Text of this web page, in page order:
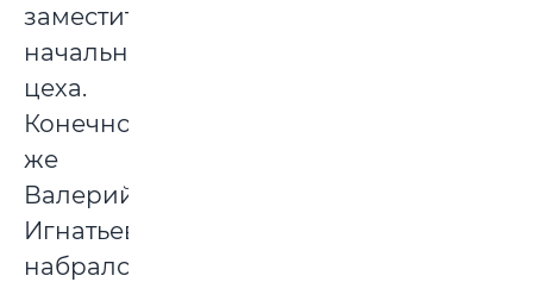
заместителем
начальника
цеха.
Конечно
же
Валерий
Игнатьевич
набрался